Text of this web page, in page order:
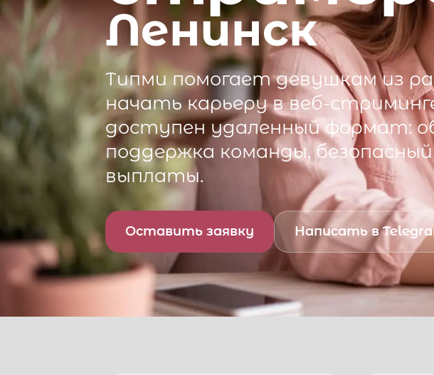
Ленинск
Типмипомогает девушкам из
начать карьеру в веб-
доступен удаленный формат:
поддержка команды,
выплаты.
Оставить заявку Написать в